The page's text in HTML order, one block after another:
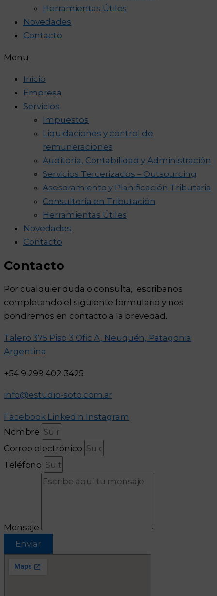
Herramientas Útiles
Novedades
Contacto
Menu
Inicio
Empresa
Servicios
Impuestos
Liquidaciones y control de
remuneraciones
Auditoría, Contabilidad y Administración
Servicios Tercerizados – Outsourcing
Asesoramiento y Planificación Tributaria
Consultoría en Tributación
Herramientas Útiles
Novedades
Contacto
Contacto
Por cualquier duda o consulta, escribanos
completando el siguiente formulario y nos
pondremos en contacto a la brevedad.
Talero 375 Piso 3 Ofic A, Neuquén, Patagonia
Argentina
+54 9 299 402-3425
info@estudio-soto.com.ar
Facebook Linkedin Instagram
Nombre
Correo electrónico
Teléfono
Mensaje
Enviar